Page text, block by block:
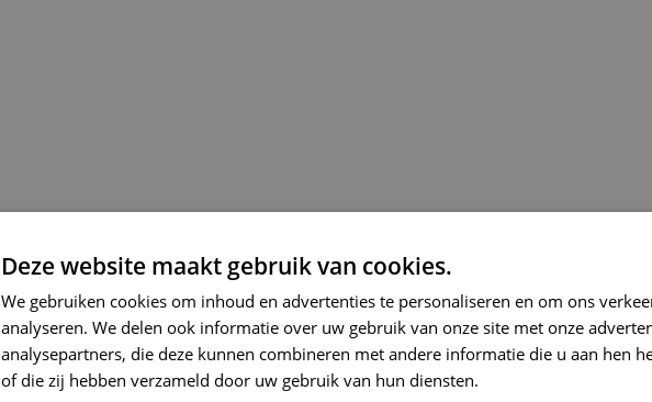
Deze website maakt gebruik van cookies.
We gebruiken cookies om inhoud en advertenties te personaliseren en om ons
analyseren. We delen ook informatie over uw gebruik van onze site met onze
analysepartners, die deze kunnen combineren met andere informatie die u aan hen
of die zij hebben verzameld door uw gebruik van hun diensten.